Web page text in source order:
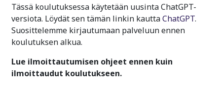
Tässä koulutuksessa käytetään uusinta ChatGPT-
versiota. Löydät sen tämän linkin kauttaChatGPT.
Suosittelemme kirjautumaan palveluun ennen
koulutuksen alkua.
Lue ilmoittautumisen ohjeet ennen kuin
ilmoittaudut koulutukseen.